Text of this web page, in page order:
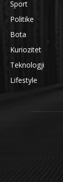
Sport
Politike
Bota
Kuriozitet
Teknologji
Lifestyle